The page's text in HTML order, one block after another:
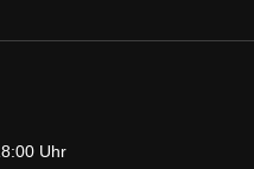
Uhr